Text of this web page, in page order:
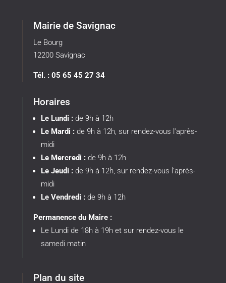
Mairie de Savignac
Le Bourg
12200 Savignac
Tél. : 05 65 45 27 34
Horaires
Le Lundi :de 9h à 12h
Le Mardi :de 9h à 12h, sur rendez-vous l'après-
midi
Le Mercredi :de 9h à 12h
Le Jeudi :de 9h à 12h, sur rendez-vous l'après-
midi
Le Vendredi :de 9h à 12h
Permanence du Maire :
Le Lundi de 18h à 19h et sur rendez-vous le
samedi matin
Plan du site